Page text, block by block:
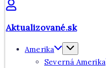
Aktualizované.sk
Amerika
Severná Amerika